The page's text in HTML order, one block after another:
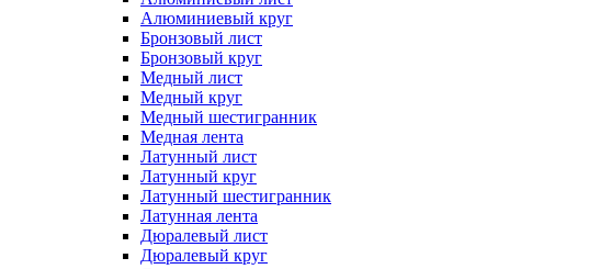
Алюминиевый круг
Бронзовый лист
Бронзовый круг
Медный лист
Медный круг
Медный шестигранник
Медная лента
Латунный лист
Латунный круг
Латунный шестигранник
Латунная лента
Дюралевый лист
Дюралевый круг